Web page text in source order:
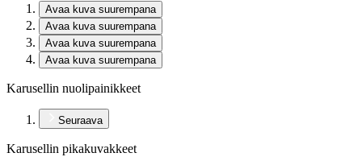
Avaa kuva suurempana
Avaa kuva suurempana
Avaa kuva suurempana
Avaa kuva suurempana
Karusellin nuolipainikkeet
Seuraava
Karusellin pikakuvakkeet